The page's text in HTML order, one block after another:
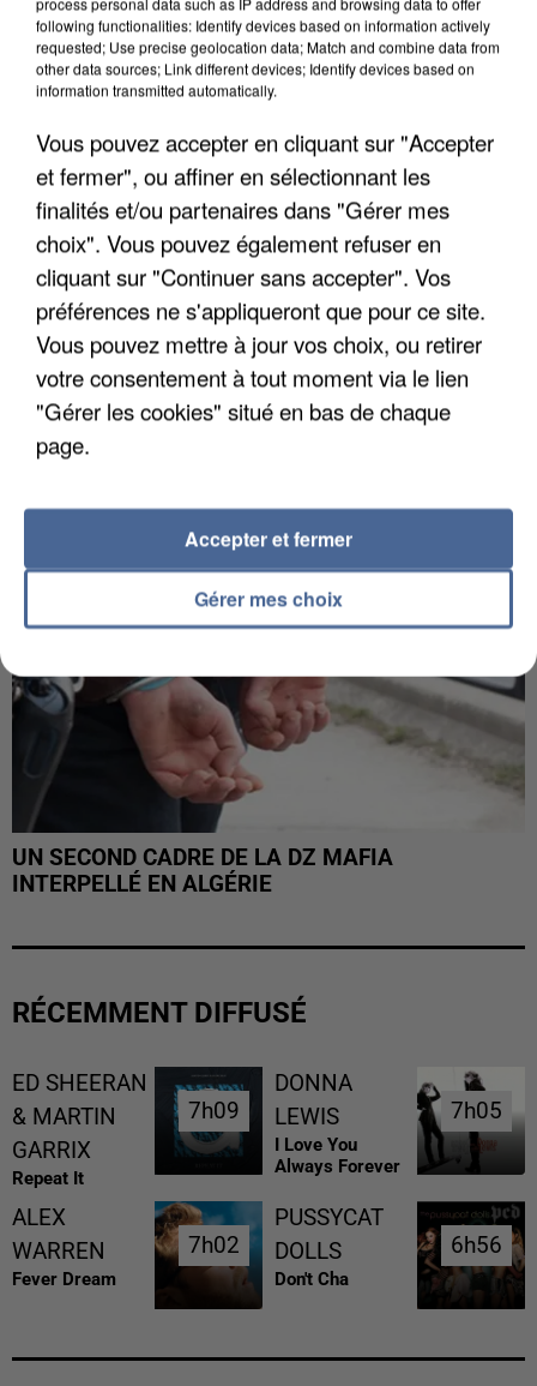
L’UN DES FONDATEURS SUPPOSÉS DE LA DZ
MAFIA INTERPELLÉ EN ALGÉRIE
UN SECOND CADRE DE LA DZ MAFIA
INTERPELLÉ EN ALGÉRIE
RÉCEMMENT DIFFUSÉ
ED SHEERAN
& MARTIN
GARRIX
Repeat It
7h09
7h09
DONNA
LEWIS
I Love You
Always Forever
7h05
7h05
ALEX
WARREN
Fever Dream
7h02
7h02
PUSSYCAT
DOLLS
Don't Cha
6h56
6h56
following functionalities: Identify devices based on information actively
requested; Use precise geolocation data; Match and combine data from
other data sources; Link different devices; Identify devices based on
information transmitted automatically.
Vous pouvez accepter en cliquant sur "Accepter
et fermer", ou affiner en sélectionnant les
finalités et/ou partenaires dans "Gérer mes
choix". Vous pouvez également refuser en
cliquant sur "Continuer sans accepter". Vos
préférences ne s'appliqueront que pour ce site.
Vous pouvez mettre à jour vos choix, ou retirer
votre consentement à tout moment via le lien
"Gérer les cookies" situé en bas de chaque
page.
Gérer mes choix
Accepter et fermer